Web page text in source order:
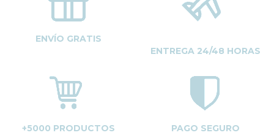
ENVÍO GRATIS
ENTREGA 24/48 HORAS
+5000 PRODUCTOS PAGO SEGURO